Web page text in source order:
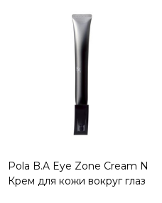
Pola B.A Eye Zone Cream N
Крем для кожи вокруг глаз